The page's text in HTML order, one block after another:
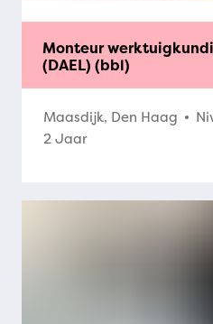
Monteur
(DAEL) (bbl)
Maasdijk, Den Haag
2 Jaar